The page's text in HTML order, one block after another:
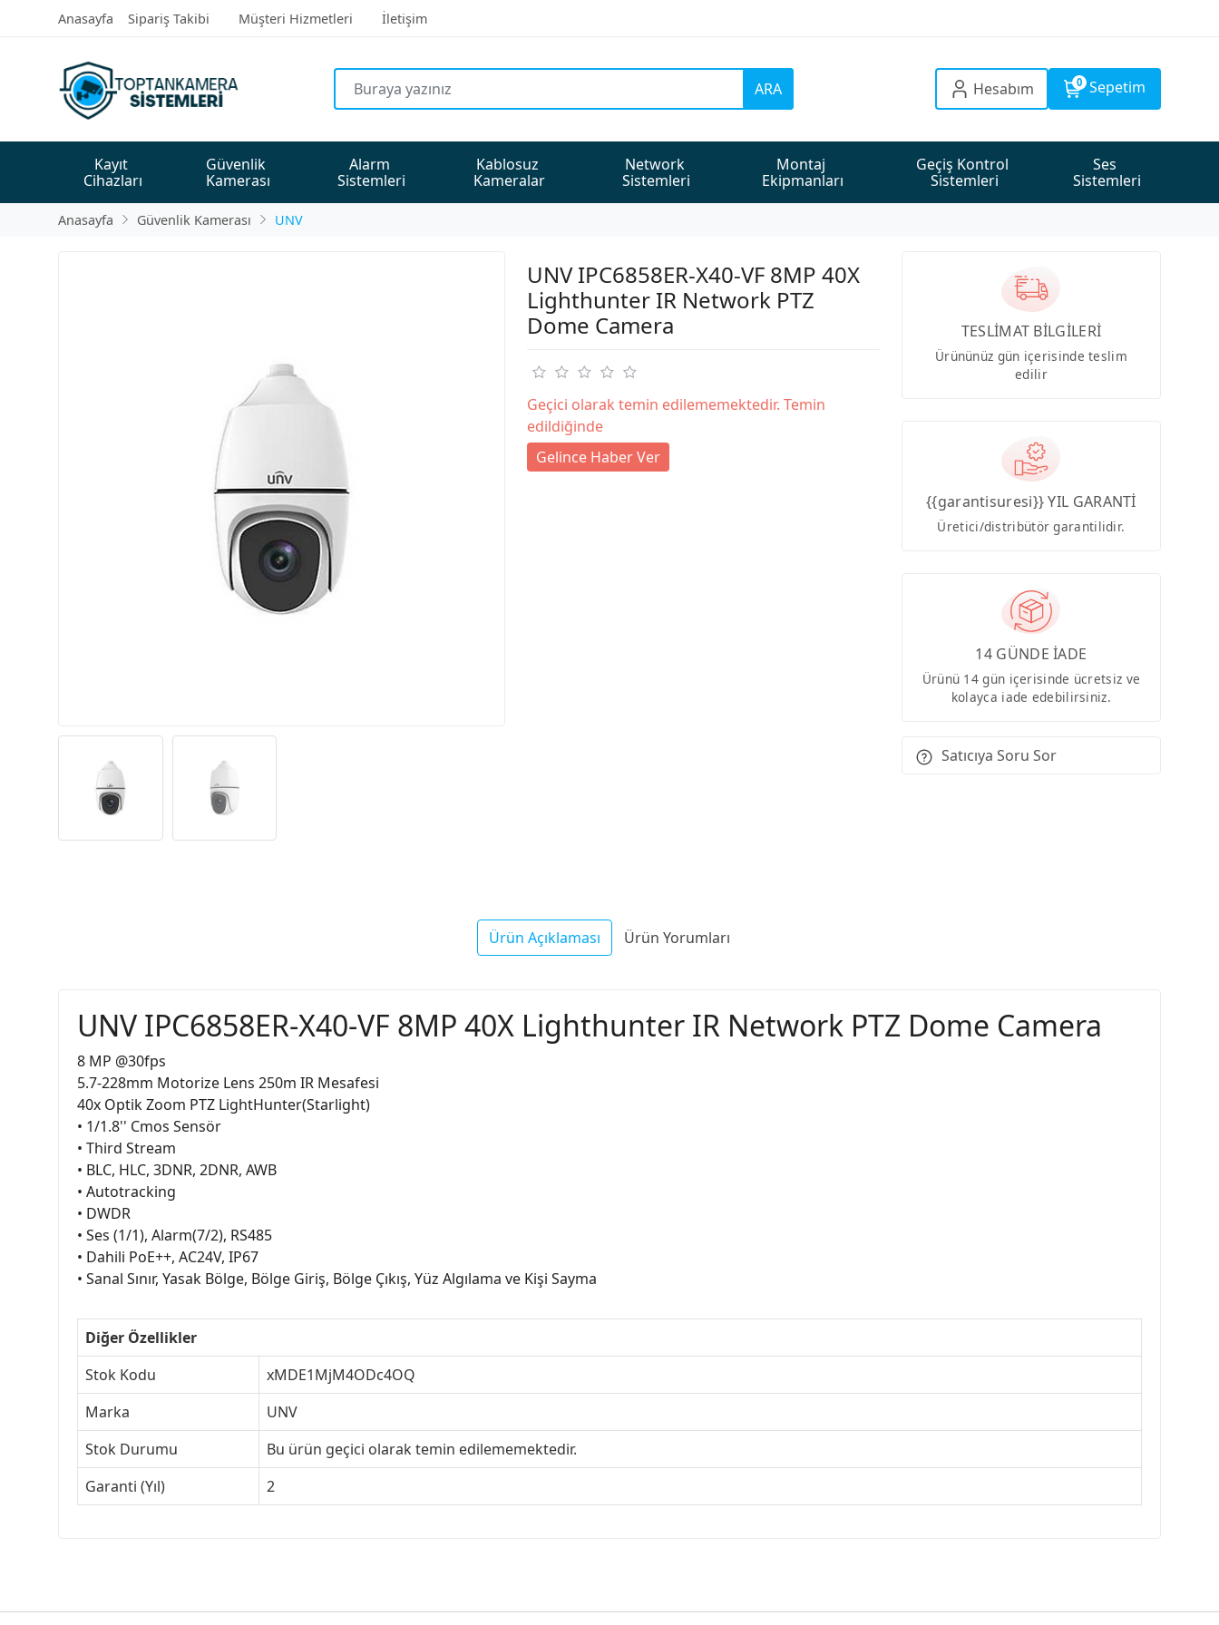
Anasayfa Sipariş Takibi Müşteri Hizmetleri İletişim
ARA Hesabım 0 Sepetim
Kayıt
Cihazları
Güvenlik
Kamerası
Alarm
Sistemleri
Kablosuz
Kameralar
Network
Sistemleri
Montaj
Ekipmanları
Geçiş Kontrol
Sistemleri
Ses
Sistemleri
Anasayfa Güvenlik Kamerası UNV
UNV IPC6858ER-X40-VF 8MP 40X
Lighthunter IR Network PTZ
Dome Camera
Geçici olarak temin edilememektedir. Temin
edildiğinde
Gelince Haber Ver
TESLİMAT BİLGİLERİ
Ürününüz gün içerisinde teslim
edilir
{{garantisuresi}} YIL GARANTİ
Üretici/distribütör garantilidir.
14 GÜNDE İADE
Ürünü 14 gün içerisinde ücretsiz ve
kolayca iade edebilirsiniz.
Satıcıya Soru Sor
Ürün Açıklaması Ürün Yorumları
UNV IPC6858ER-X40-VF 8MP 40X Lighthunter IR Network PTZ Dome Camera
8 MP @30fps
5.7-228mm Motorize Lens 250m IR Mesafesi
40x Optik Zoom PTZ LightHunter(Starlight)
• 1/1.8'' Cmos Sensör
• Third Stream
• BLC, HLC, 3DNR, 2DNR, AWB
• Autotracking
• DWDR
• Ses (1/1), Alarm(7/2), RS485
• Dahili PoE++, AC24V, IP67
• Sanal Sınır, Yasak Bölge, Bölge Giriş, Bölge Çıkış, Yüz Algılama ve Kişi Sayma
Diğer Özellikler
Stok Kodu
xMDE1MjM4ODc4OQ
Marka
UNV
Stok Durumu
Bu ürün geçici olarak temin edilememektedir.
Garanti (Yıl)
2